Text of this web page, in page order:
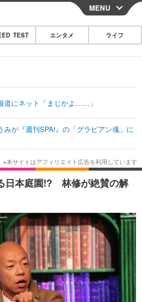
CLOSE
その他
韓国・芸能
スポーツ
その他
グルメ
ショッピング
MENU
TEST エンタメ ライフ
道にネット「まじかよ……」
が『週刊SPA!』の「グラビアン魂」に
日本庭園!? 林修が絶賛の解